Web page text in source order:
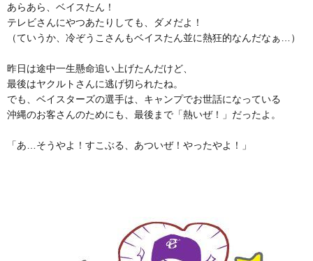
あらあら、ベイスたん！
テレビさんにやつあたりしても、ダメだよ！
（ていうか、冷ぞうこさんもベイスたん並に熱狂的なんだなぁ…）
昨日は途中一生懸命追い上げたんだけど、
最後はヤクルトさんに逃げ切られたね。
でも、ベイスターズの選手は、キャンプでお世話になっている
沖縄のお客さんのためにも、最後まで「熱いぜ！」だったよ。
「あ…そうやよ！すこぶる、あついぜ！やったやよ！」